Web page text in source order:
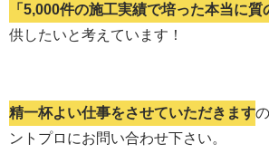
「5,000件の施工実績で培った本当に質
供したいと考えています！
精一杯よい仕事をさせていただきます
ントプロにお問い合わせ下さい。